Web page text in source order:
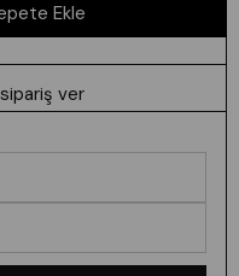
ver